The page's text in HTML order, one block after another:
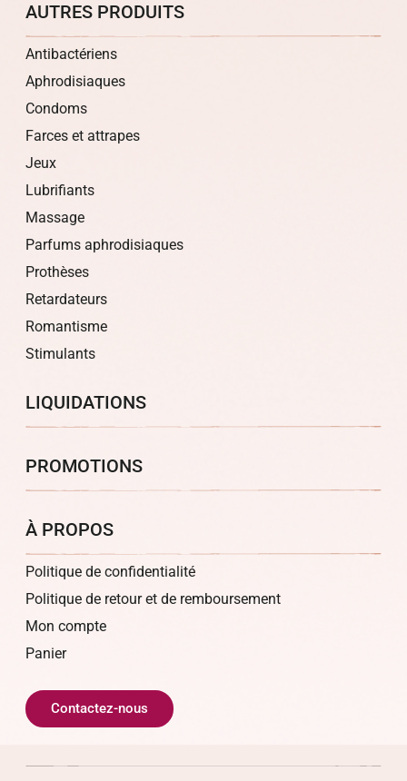
AUTRES PRODUITS
Antibactériens
Aphrodisiaques
Condoms
Farces et attrapes
Jeux
Lubrifiants
Massage
Parfums aphrodisiaques
Prothèses
Retardateurs
Romantisme
Stimulants
LIQUIDATIONS
PROMOTIONS
À PROPOS
Politique de confidentialité
Politique de retour et de remboursement
Mon compte
Panier
Contactez-nous